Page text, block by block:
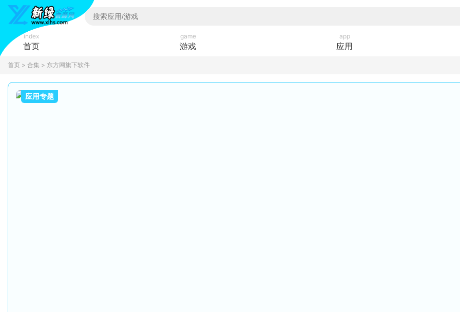
index
首页
game
游戏
app
应用
首页 > 合集 > 东方网旗下软件
应用专题